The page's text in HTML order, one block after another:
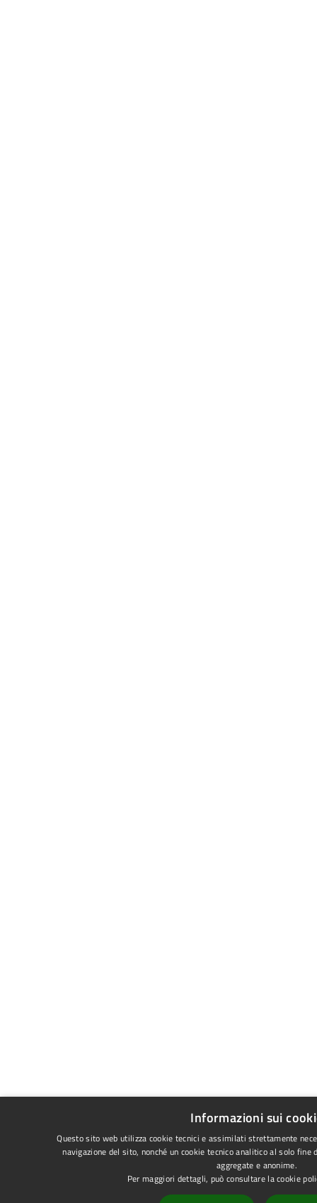
Informazioni sui
Questo sito web utilizza cookie tecnici e assimilati strettamente
navigazione del sito, nonché un cookie tecnico analitico al solo
aggregate e anonime.
Per maggiori dettagli, può consultare la cookie